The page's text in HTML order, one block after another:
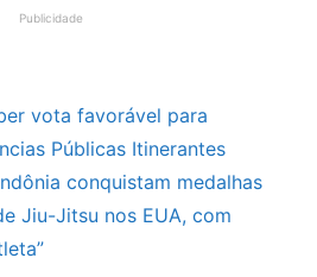
Publicidade
vota favorável para
Públicas Itinerantes
conquistam medalhas
Jiu-Jitsu nos EUA, com